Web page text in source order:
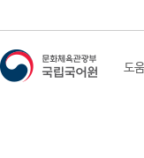
도